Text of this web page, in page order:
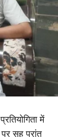
में
सह प्रांत